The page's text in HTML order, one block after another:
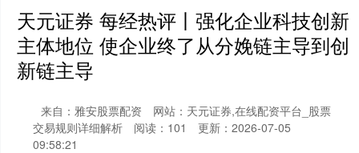
天元证券 每经热评丨强化企业科技创新
主体地位 使企业终了从分娩链主导到创
新链主导
来自：雅安股票配资
网站：天元证券,在线配资平台_股票
交易规则详细解析
阅读：101
更新：2026-07-05
09:58:21